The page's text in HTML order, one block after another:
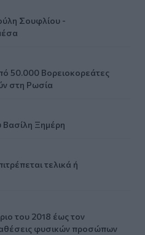
Σουφλίου -
50.000 Βορειοκορεάτες
στη Ρωσία
Βασίλη Ξημέρη
τελικά ή
του 2018 έως τον
φυσικών προσώπων